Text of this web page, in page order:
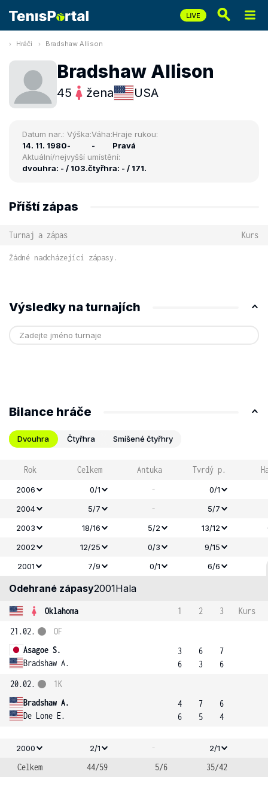
Hráči Bradshaw Allison
Bradshaw Allison
45 žena USA
Datum nar.:
14. 11. 1980
Výška:
-
Váha:
-
Hraje rukou:
Pravá
Aktuální/nejvyšší umístění:
dvouhra: - / 103.čtyřhra: - / 171.
Příští zápas
Turnaj a zápas Kurs
Žádné nadcházející zápasy.
Výsledky na turnajích
Bilance hráče
Dvouhra Čtyřhra Smíšené čtyřhry
Rok Celkem Antuka Tvrdý p.
2006 0/1 -
0/1
2004
5/7 -
5/7
2003
18/16 5/2 13/12
2002
12/25 0/3 9/15
2001
7/9 0/1 6/6
Odehrané zápasy2001Hala
Oklahoma 1 2 3
Kurs
21.02.
Asagoe S.
Bradshaw A.
OF
3
6
6
3
7
6
20.02.
Bradshaw A.
De Lone E.
1K
4
6
7
5
6
4
2000 2/1 - 2/1
Celkem 44/59 5/6 35/42